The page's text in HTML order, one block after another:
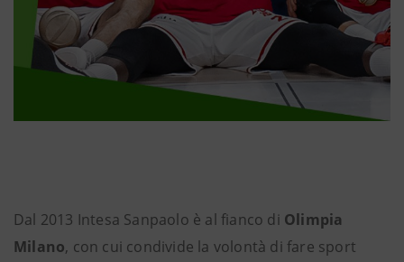
Dal 2013 Intesa Sanpaolo è al fianco di Olimpia
Milano, con cui condivide la volontà di fare sport